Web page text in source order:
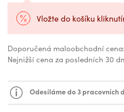
Vložte do košíku
Doporučená maloobchodní cena:
Nejnižší cena za posledních 30
Odesíláme do 3 pracovních